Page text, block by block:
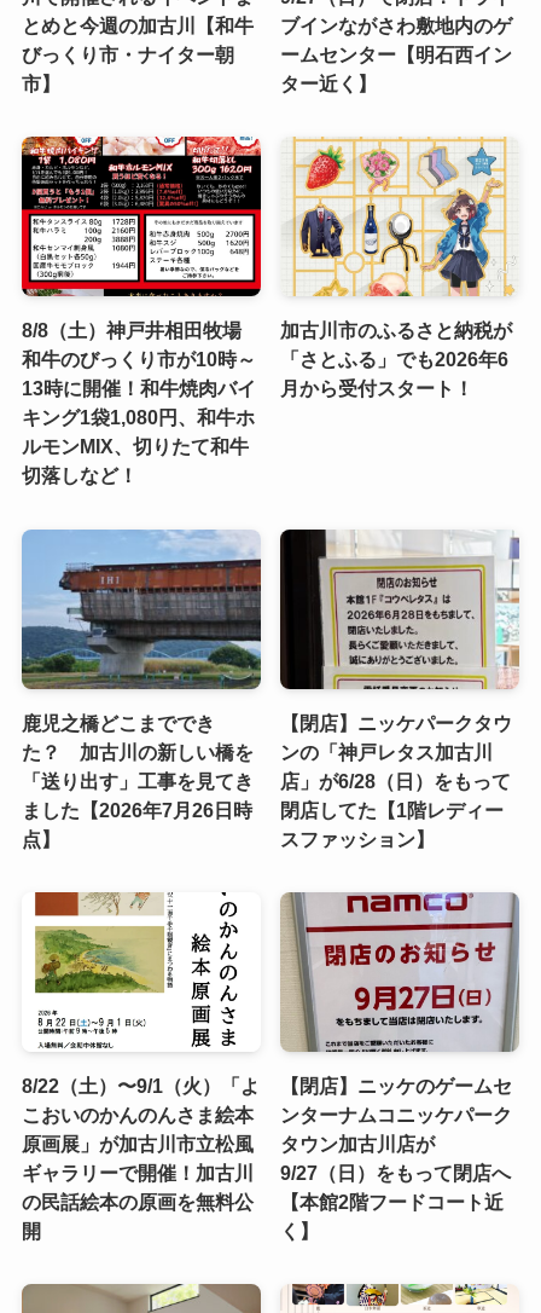
とめと今週の加古川【和牛
びっくり市・ナイター朝
市】
ブインながさわ敷地内のゲ
ームセンター【明石西イン
ター近く】
8/8（土）神戸井相田牧場
和牛のびっくり市が10時～
13時に開催！和牛焼肉バイ
キング1袋1,080円、和牛ホ
ルモンMIX、切りたて和牛
切落しなど！
加古川市のふるさと納税が
「さとふる」でも2026年6
月から受付スタート！
鹿児之橋どこまででき
た？ 加古川の新しい橋を
「送り出す」工事を見てき
ました【2026年7月26日時
点】
【閉店】ニッケパークタウ
ンの「神戸レタス加古川
店」が6/28（日）をもって
閉店してた【1階レディー
スファッション】
8/22（土）〜9/1（火）「よ
こおいのかんのんさま絵本
原画展」が加古川市立松風
ギャラリーで開催！加古川
の民話絵本の原画を無料公
開
【閉店】ニッケのゲームセ
ンターナムコニッケパーク
タウン加古川店が
9/27（日）をもって閉店へ
【本館2階フードコート近
く】